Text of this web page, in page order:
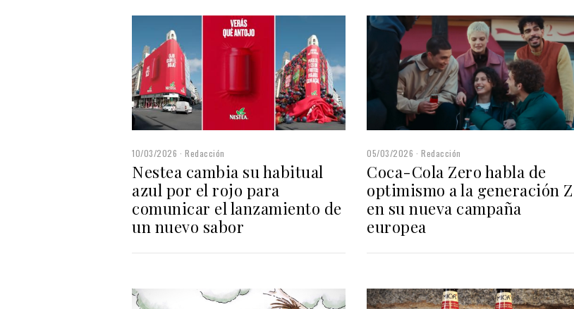
10/03/2026 Redacción
Nestea cambia su habitual
azul por el rojo para
comunicar el lanzamiento de
un nuevo sabor
05/03/2026 Redacción
Coca-Cola Zero habla de
optimismo a la generación Z
en su nueva campaña
europea